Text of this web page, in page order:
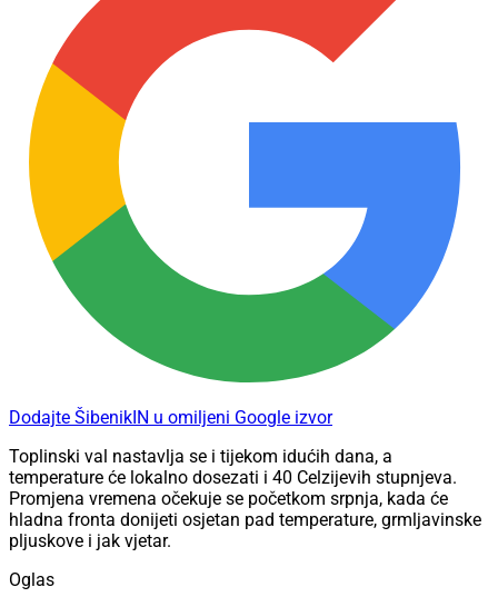
Dodajte ŠibenikIN u omiljeni Google izvor
Toplinski val nastavlja se i tijekom idućih dana, a
temperature će lokalno dosezati i 40 Celzijevih stupnjeva.
Promjena vremena očekuje se početkom srpnja, kada će
hladna fronta donijeti osjetan pad temperature, grmljavinske
pljuskove i jak vjetar.
Oglas